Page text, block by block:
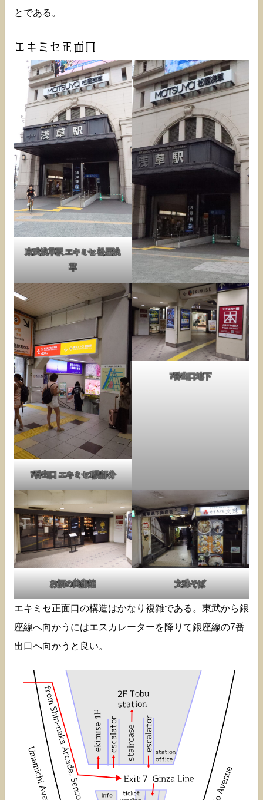
とである。
エキミセ正面口
東武浅草駅 エキミセ 松屋浅
草
7番出口 エキミセ1階部分
7番出口地下
お酒の美術館 文殊そば
エキミセ正面口の構造はかなり複雑である。東武から銀
座線へ向かうにはエスカレーターを降りて銀座線の7番
出口へ向かうと良い。